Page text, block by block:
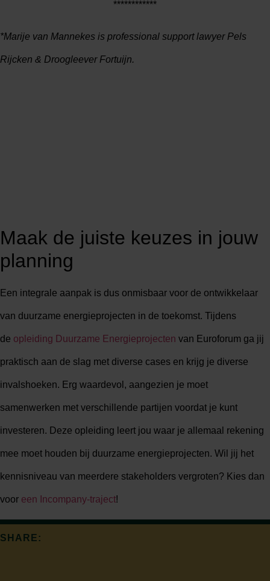
************
*Marije van Mannekes is professional support lawyer Pels
Rijcken & Droogleever Fortuijn.
Maak de juiste keuzes in jouw
planning
Een integrale aanpak is dus onmisbaar voor de ontwikkelaar
van duurzame energieprojecten in de toekomst. Tijdens
de opleiding Duurzame Energieprojecten van Euroforum ga jij
praktisch aan de slag met diverse cases en krijg je diverse
invalshoeken. Erg waardevol, aangezien je moet
samenwerken met verschillende partijen voordat je kunt
investeren. Deze opleiding leert jou waar je allemaal rekening
mee moet houden bij duurzame energieprojecten. Wil jij het
kennisniveau van meerdere stakeholders vergroten? Kies dan
voor een Incompany-traject!
SHARE: